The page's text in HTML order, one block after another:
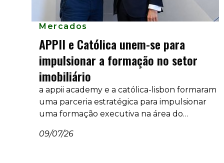
Mercados
APPII e Católica unem-se para
impulsionar a formação no setor
imobiliário
a appii academy e a católica-lisbon formaram
uma parceria estratégica para impulsionar
uma formação executiva na área do
programas especializados para profissionais e
09/07/26